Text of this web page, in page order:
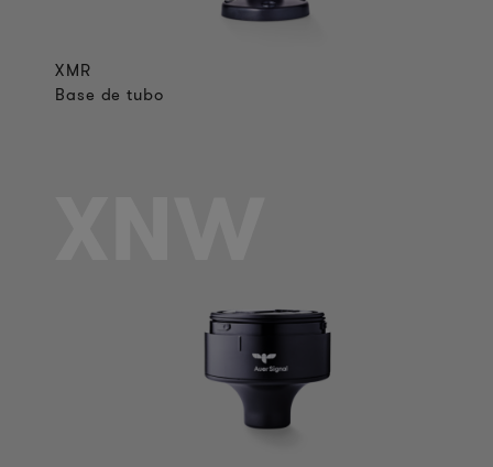
XMR
Base de tubo